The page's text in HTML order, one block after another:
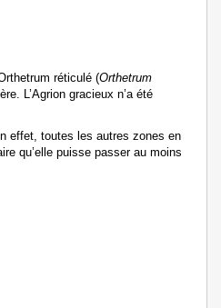
réticulé (Orthetrum
L’Agrion gracieux n’a été
effet, toutes les autres zones en
qu’elle puisse passer au moins